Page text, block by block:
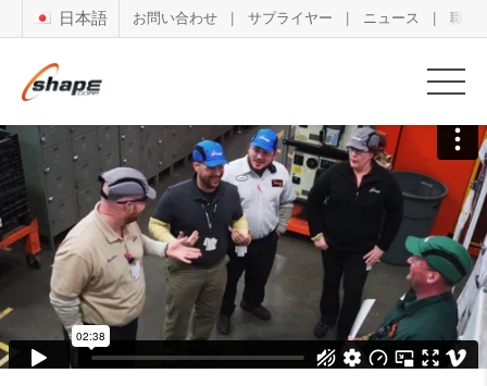
日本語 お問い合わせ サプライヤー ニュース 職務